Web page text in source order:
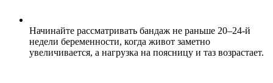
Начинайте рассматривать бандаж не раньше 20–24-й
недели беременности, когда живот заметно
увеличивается, а нагрузка на поясницу и таз возрастает.